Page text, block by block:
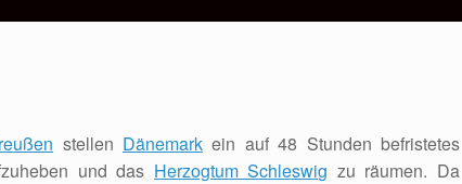
stellen Dänemarkein auf 48 Stunden befristetes
und das Herzogtum Schleswig zu räumen. Da